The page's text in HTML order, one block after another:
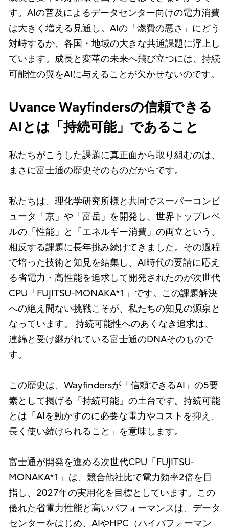
す。AIの普及によるデータセンター向けの電力消費
は大きく増える見通し。AIの「燃費の悪さ」にどう
対峙するか、各国・地域の大きな共通課題に浮上し
ています。成長と変革の未来へ飛び立つには、持続
可能性の翼をAIに与えることが欠かせないのです。
Uvance Wayfindersの信頼できる
AIとは「持続可能」であること
私たちがこうした課題に真正面から取り組むのは、
まさに富士通の歴史そのものだからです。
私たちは、理化学研究所様と共同でスーパーコンピ
ュータ「京」や「富岳」を開発し、世界トップレベ
ルの「性能」と「エネルギー消費」の両立という、
相反する課題に長年挑み続けてきました。その過程
で培った技術と知見を結集し、AI時代の要請に応え
る省電力・高性能を追求して開発されたのが次世代
CPU「FUJITSU-MONAKA*1」です。この課題解決
への絶え間ない挑戦こそが、私たちの知見の源泉と
なっています。 持続可能性へのあくなき追求は、
連綿と受け継がれている富士通のDNAそのもので
す。
この歴史は、Wayfindersが「信頼できるAI」の5要
素として掲げる「持続可能」の土台です。持続可能
とは「AIを動かすのに必要な電力やコストを抑え、
長く使い続けられること」を意味します。
富士通が開発を進める次世代CPU「FUJITSU-
MONAKA*1」は、競合他社比で電力効率2倍を目
指し、2027年の実用化を目標としています。この
優れた省電力性能と高いパフォーマンスは、データ
センターをはじめ、AIやHPC（ハイパフォーマン